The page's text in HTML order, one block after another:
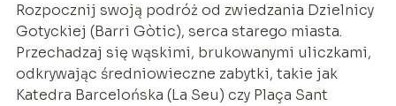
Rozpocznij swoją podróż od zwiedzania Dzielnicy
Gotyckiej (Barri Gòtic), serca starego miasta.
Przechadzaj się wąskimi, brukowanymi uliczkami,
odkrywając średniowieczne zabytki, takie jak
Katedra Barcelońska (La Seu) czy Plaça Sant